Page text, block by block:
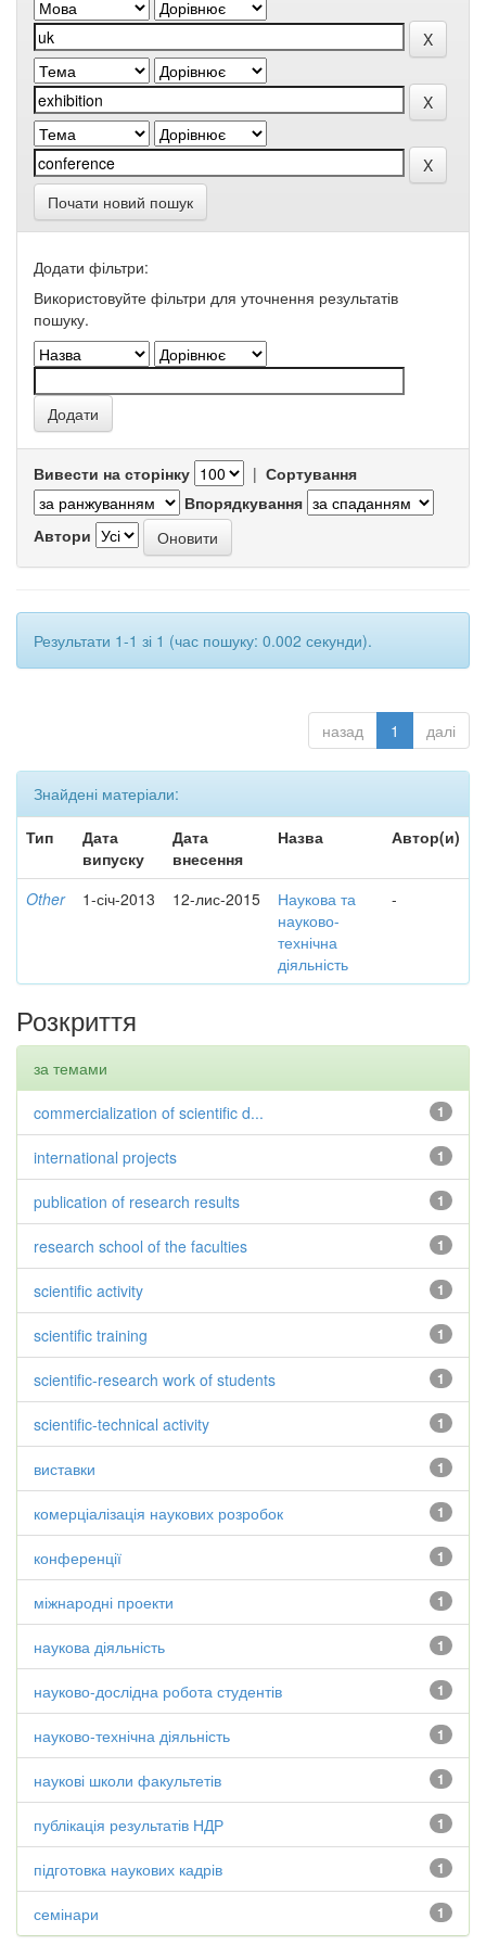
Почати новий пошук
Додати фільтри:
Використовуйте фільтри для уточнення результатів
пошуку.
Вивести на сторінку | Сортування
Впорядкування
Автори
Результати 1-1 зі 1 (час пошуку: 0.002 секунди).
назад 1 далі
Знайдені матеріали:
Тип
Дата
випуску
Дата
внесення
Назва Автор(и)
Other 1-січ-2013 12-лис-2015
Наукова та
науково-
технічна
діяльність
-
Розкриття
за темами
1
commercialization of scientific d...
1
international projects
1
publication of research results
1
research school of the faculties
1
scientific activity
1
scientific training
1
scientific-research work of students
1
scientific-technical activity
1
виставки
1
комерціалізація наукових розробок
1
конференції
1
міжнародні проекти
1
наукова діяльність
1
науково-дослідна робота студентів
1
науково-технічна діяльність
1
наукові школи факультетів
1
публікація результатів НДР
1
підготовка наукових кадрів
1
семінари